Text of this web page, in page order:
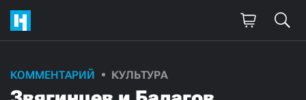
КОММЕНТАРИЙ КУЛЬТУРА
Поддержите